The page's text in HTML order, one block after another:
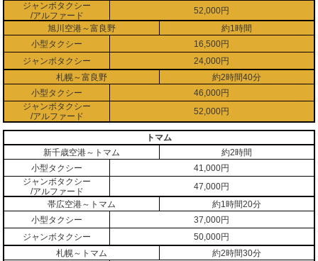
ジャンボタクシー
/アルファード
52,000円
旭川空港～富良野
約1時間
小型タクシー
16,500円
ジャンボタクシー
24,000円
札幌～富良野
約2時間40分
小型タクシー
46,000円
ジャンボタクシー
/アルファード
52,000円
トマム
新千歳空港～トマム
約2時間
小型タクシー
41,000円
ジャンボタクシー
/アルファード
47,000円
帯広空港～トマム
約1時間20分
小型タクシー
37,000円
ジャンボタクシー
50,000円
札幌～トマム
約2時間30分